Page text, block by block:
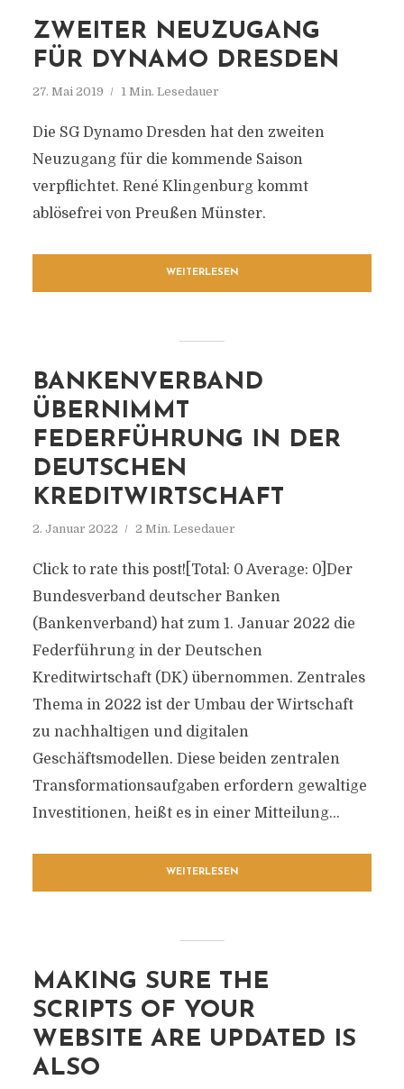
ZWEITER NEUZUGANG
FÜR DYNAMO DRESDEN
27. Mai 2019 1 Min. Lesedauer
Die SG Dynamo Dresden hat den zweiten
Neuzugang für die kommende Saison
verpflichtet. René Klingenburg kommt
ablösefrei von Preußen Münster.
WEITERLESEN
BANKENVERBAND
ÜBERNIMMT
FEDERFÜHRUNG IN DER
DEUTSCHEN
KREDITWIRTSCHAFT
2. Januar 2022 2 Min. Lesedauer
Click to rate this post![Total: 0 Average: 0]Der
Bundesverband deutscher Banken
(Bankenverband) hat zum 1. Januar 2022 die
Federführung in der Deutschen
Kreditwirtschaft (DK) übernommen. Zentrales
Thema in 2022 ist der Umbau der Wirtschaft
zu nachhaltigen und digitalen
Geschäftsmodellen. Diese beiden zentralen
Transformationsaufgaben erfordern gewaltige
Investitionen, heißt es in einer Mitteilung...
WEITERLESEN
MAKING SURE THE
SCRIPTS OF YOUR
WEBSITE ARE UPDATED IS
ALSO